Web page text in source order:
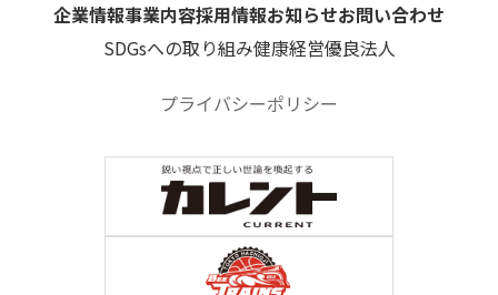
企業情報事業内容採用情報お知らせお問い合わせ
SDGsへの取り組み健康経営優良法人
プライバシーポリシー